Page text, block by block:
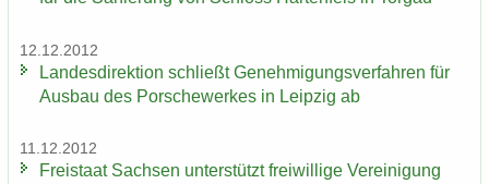
12.12.2012
Lan­des­di­rek­ti­on schließt Ge­neh­mi­gungs­ver­fah­ren für
Aus­bau des Por­sche­wer­kes in Leip­zig ab
11.12.2012
Frei­staat Sach­sen un­ter­stützt frei­wil­li­ge Ver­ei­ni­gung